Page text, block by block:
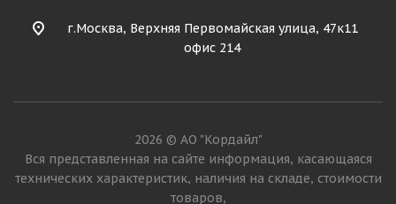
г.Москва, Верхняя Первомайская улица, 47к11
офис 214
2026 © АО "Кордайл"
Вся представленная на сайте информация, касающаяся
технических характеристик, наличия на складе, стоимости
товаров,